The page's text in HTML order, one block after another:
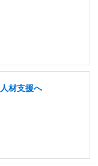
材支援へ